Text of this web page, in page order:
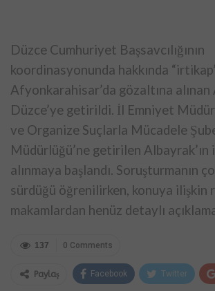
Düzce Cumhuriyet Başsavcılığının
koordinasyonunda hakkında
Afyonkarahisar’da gözaltına
Düzce’ye getirildi. İl Emniyet
ve Organize Suçlarla Mücadele
Müdürlüğü’ne getirilen Albayrak’ın
alınmaya başlandı. Soruşturmanın
sürdüğü öğrenilirken, konuya ilişkin
makamlardan henüz detaylı
0 Comments
137
Paylaş Facebook Twitter